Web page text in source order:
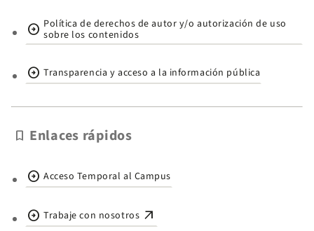
arrow_circle_right Política de derechos de autor y/o autorización de uso
sobre los contenidos
arrow_circle_right Transparencia y acceso a la información pública
bookmark Enlaces rápidos
arrow_circle_right Acceso Temporal al Campus
arrow_circle_right Trabaje con nosotros arrow_outward